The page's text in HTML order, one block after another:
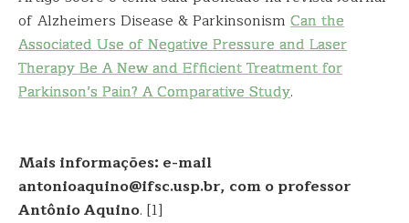
of Alzheimers Disease & Parkinsonism Can the
Associated Use of Negative Pressure and Laser
Therapy Be A New and Efficient Treatment for
Parkinson’s Pain? A Comparative Study.
Mais informações: e-mail
antonioaquino@ifsc.usp.br, com o professor
Antônio Aquino. [1]